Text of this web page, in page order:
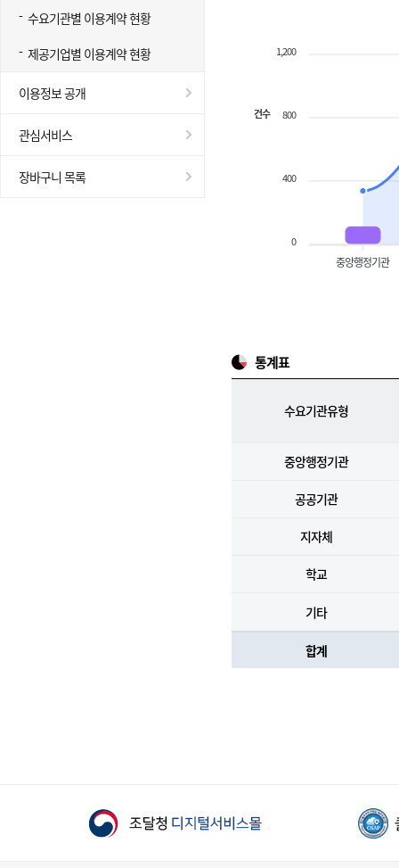
수요기관별 이용계약 현황
제공기업별 이용계약 현황
이용정보 공개
관심서비스
장바구니 목록
1,200
800
400
0
건수
중앙행정기관
통계표
수요기관유형
중앙행정기관
공공기관
지자체
학교
기타
합계